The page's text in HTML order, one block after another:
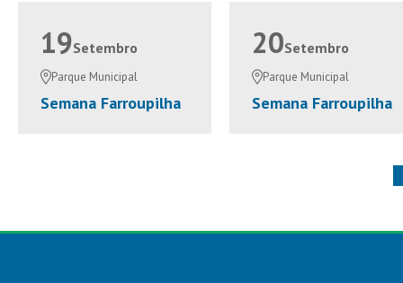
19Setembro
Parque Municipal
Semana Farroupilha
20Setembro
Parque Municipal
Semana Farroupilha